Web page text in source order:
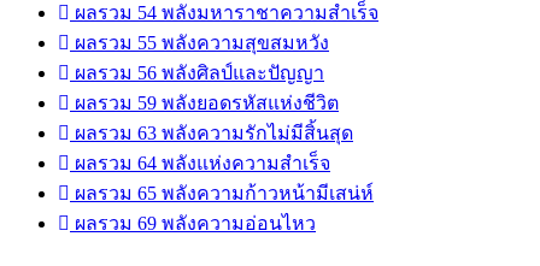
ผลรวม 54 พลังมหาราชาความสำเร็จ
ผลรวม 55 พลังความสุขสมหวัง
ผลรวม 56 พลังศิลป์และปัญญา
ผลรวม 59 พลังยอดรหัสแห่งชีวิต
ผลรวม 63 พลังความรักไม่มีสิ้นสุด
ผลรวม 64 พลังแห่งความสำเร็จ
ผลรวม 65 พลังความก้าวหน้ามีเสน่ห์
ผลรวม 69 พลังความอ่อนไหว